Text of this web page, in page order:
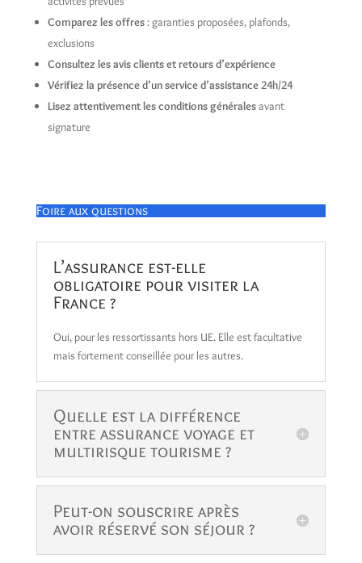
Comparez les offres: garanties proposées, plafonds,
exclusions
Consultez les avis clients et retours d’expérience
Vérifiez la présence d’un service d’assistance 24h/24
Lisez attentivement les conditions généralesavant
signature
Foire aux questions
L’assurance est-elle
obligatoire pour visiter la
France ?
Oui, pour les ressortissants hors UE. Elle est facultative
mais fortement conseillée pour les autres.
Quelle est la différence
entre assurance voyage et
multirisque tourisme ?
Peut-on souscrire après
avoir réservé son séjour ?